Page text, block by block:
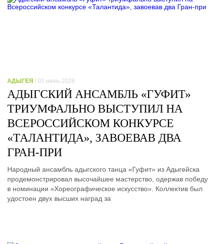
АДЫГЕЯ / 01 июнь 2026
АДЫГСКИЙ АНСАМБЛЬ «ГУФИТ»
ТРИУМФАЛЬНО ВЫСТУПИЛ НА
ВСЕРОССИЙСКОМ КОНКУРСЕ
«ТАЛАНТИДА», ЗАВОЕВАВ ДВА
ГРАН-ПРИ
Народный ансамбль адыгского танца «Гуфит» из Адыгейска
продемонстрировал высочайшее мастерство, одержав победу
в номинации «Хореографическое искусство». Коллектив был
удостоен двух высших наград за